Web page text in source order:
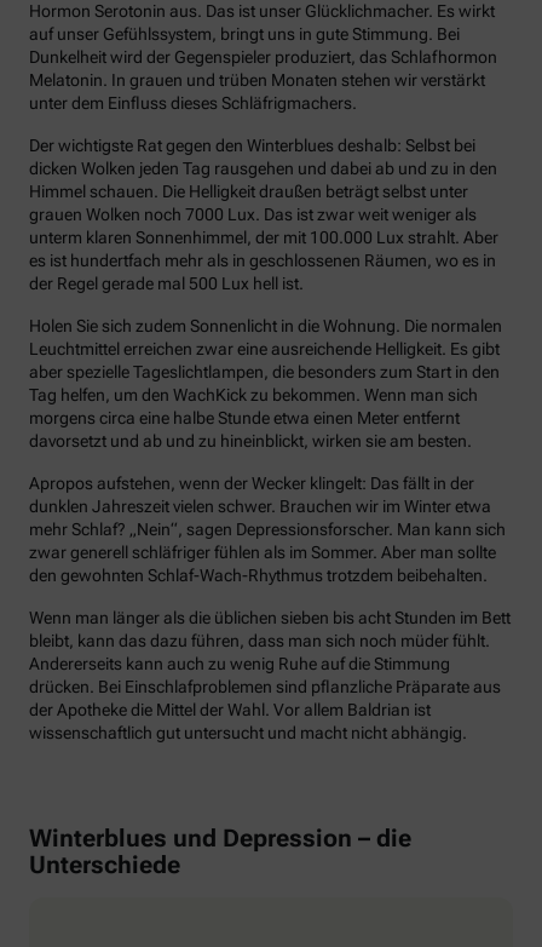
Hormon Serotonin aus. Das ist unser Glücklichmacher. Es wirkt
auf unser Gefühlssystem, bringt uns in gute Stimmung. Bei
Dunkelheit wird der Gegenspieler produziert, das Schlafhormon
Melatonin. In grauen und trüben Monaten stehen wir verstärkt
unter dem Einfluss dieses Schläfrigmachers.
Der wichtigste Rat gegen den Winterblues deshalb: Selbst bei
dicken Wolken jeden Tag rausgehen und dabei ab und zu in den
Himmel schauen. Die Helligkeit draußen beträgt selbst unter
grauen Wolken noch 7000 Lux. Das ist zwar weit weniger als
unterm klaren Sonnenhimmel, der mit 100.000 Lux strahlt. Aber
es ist hundertfach mehr als in geschlossenen Räumen, wo es in
der Regel gerade mal 500 Lux hell ist.
Holen Sie sich zudem Sonnenlicht in die Wohnung. Die normalen
Leuchtmittel erreichen zwar eine ausreichende Helligkeit. Es gibt
aber spezielle Tageslichtlampen, die besonders zum Start in den
Tag helfen, um den WachKick zu bekommen. Wenn man sich
morgens circa eine halbe Stunde etwa einen Meter entfernt
davorsetzt und ab und zu hineinblickt, wirken sie am besten.
Apropos aufstehen, wenn der Wecker klingelt: Das fällt in der
dunklen Jahreszeit vielen schwer. Brauchen wir im Winter etwa
mehr Schlaf? „Nein“, sagen Depressionsforscher. Man kann sich
zwar generell schläfriger fühlen als im Sommer. Aber man sollte
den gewohnten Schlaf-Wach-Rhythmus trotzdem beibehalten.
Wenn man länger als die üblichen sieben bis acht Stunden im Bett
bleibt, kann das dazu führen, dass man sich noch müder fühlt.
Andererseits kann auch zu wenig Ruhe auf die Stimmung
drücken. Bei Einschlafproblemen sind pflanzliche Präparate aus
der Apotheke die Mittel der Wahl. Vor allem Baldrian ist
wissenschaftlich gut untersucht und macht nicht abhängig.
Winterblues und Depression – die
Unterschiede